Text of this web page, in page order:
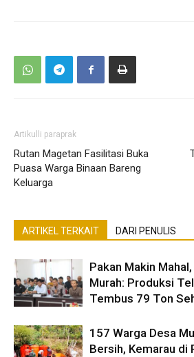
Artikulli paraprak
Rutan Magetan Fasilitasi Buka
Puasa Warga Binaan Bareng
Keluarga
ARTIKEL TERKAIT DARI PENULIS
Pakan Makin
Murah: Produksi
Tembus 79 Ton
157 Warga Desa
Bersih, Kemarau di